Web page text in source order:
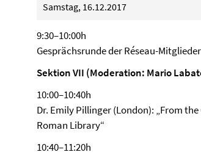
Samstag, 16.12.2017
9:30–10:00h
Gesprächsrunde der Réseau-Mitglieder
Sektion VII (Moderation: Mario
10:00–10:40h
Dr. Emily Pillinger (London): „From
Roman Library“
10:40–11:20h